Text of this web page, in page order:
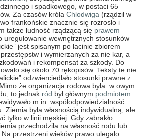
i spadkowego, w postaci 65
Za czasów króla Chlodwiga (rządził w
frankońskie znacznie się rozrosło i
także ludność rządzącą się prawem
uregulowanie wewnętrznych stosunków
jest spisanym po łacinie zbiorem
i wymierzanych za nie kar, a
i rekompensat za szkody. Do
się około 70 rękopisów. Teksty te nie
odzwierciedlało stosunki prawne z
że organizacja rodowa była w owym
to jednak ród był głównym podmiotem
m.in. współodpowiedzialność
Ziemia była własnością indywidualną, ale
tylko w linii męskiej. Gdy zabrakło
przechodziła na własność rodu lub
przestrzeni wieków prawo ulegało